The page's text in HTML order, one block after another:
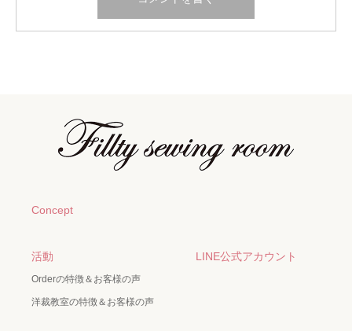
Concept
活動
Orderの特徴＆お客様の声
洋裁教室の特徴＆お客様の声
LINE公式アカウント